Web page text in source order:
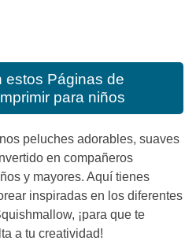
estos Páginas de
para niños
peluches adorables, suaves
en compañeros
y mayores. Aquí tienes
inspiradas en los diferentes
¡para que te
a tu creatividad!